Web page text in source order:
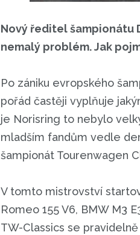
Nový ředitel šampionátu
nemalý problém. Jak
Po zániku evropského
pořád častěji vyplňuje
je Norisring to nebylo
mladším fandům vedle
šampionát Tourenwagen
V tomto mistrovství
Romeo 155 V6, BMW M3
TW-Classics se